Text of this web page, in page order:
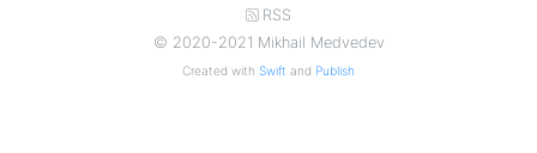
RSS
© 2020-2021 Mikhail Medvedev
Created with Swift and Publish